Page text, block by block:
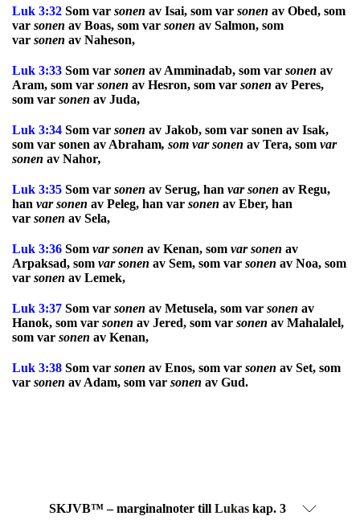
Luk 3:32 Som var sonen av Isai, som var sonen av Obed, som
var sonen av Boas, som var sonen av Salmon, som
var sonen av Naheson,
Luk 3:33 Som var sonen av Amminadab, som var sonen av
Aram, som var sonen av Hesron, som var sonen av Peres,
som var sonen av Juda,
Luk 3:34 Som var sonen av Jakob, som var sonen av Isak,
som var sonen av Abraham, som var sonen av Tera, som var
sonen av Nahor,
Luk 3:35 Som var sonen av Serug, han var sonen av Regu,
han var sonen av Peleg, han var sonen av Eber, han
var sonen av Sela,
Luk 3:36 Som var sonen av Kenan, som var sonen av
Arpaksad, som var sonen av Sem, som var sonen av Noa, som
var sonen av Lemek,
Luk 3:37 Som var sonen av Metusela, som var sonen av
Hanok, som var sonen av Jered, som var sonen av Mahalalel,
som var sonen av Kenan,
Luk 3:38 Som var sonen av Enos, som var sonen av Set, som
var sonen av Adam, som var sonen av Gud.
SKJVB™ – marginalnoter till Lukaskap. 3